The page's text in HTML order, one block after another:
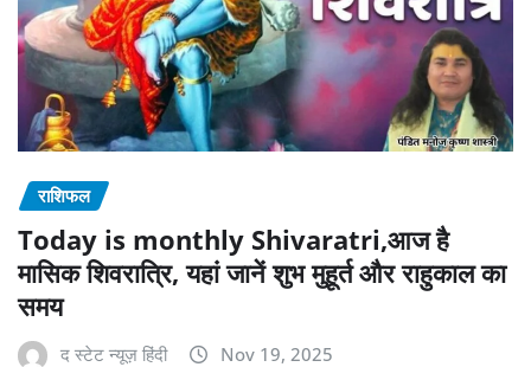
राशिफल
Today is monthly Shivaratri,आज है
मासिक शिवरात्रि, यहां जानें शुभ मुहूर्त और राहुकाल का
समय
द स्टेट न्यूज़ हिंदी Nov 19, 2025